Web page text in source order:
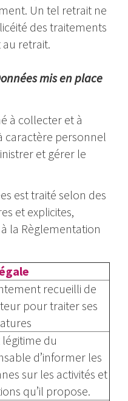
Un tel retrait ne
des traitements
retrait.
mis en place
à collecter et à
caractère personnel
et gérer le
est traité selon des
et explicites,
la Règlementation
recueilli de
pour traiter ses
du
d’informer les
sur les activités et
qu’il propose.